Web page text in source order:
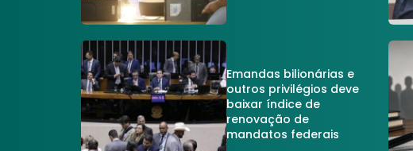
Emandas bilionárias e
outros privilégios deve
baixar índice de
renovação de
mandatos federais